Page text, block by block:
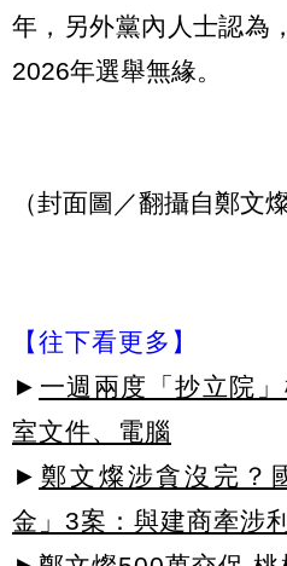
年，另外黨內人士認為
2026年選舉無緣。
（封面圖／翻攝自鄭文
【往下看更多】
► 一週兩度「抄立院
室文件、電腦
► 鄭文燦涉貪沒完？
金」3案：與建商牽涉